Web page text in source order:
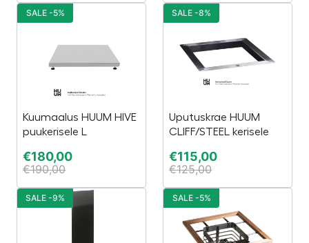
Kuumaalus HUUM HIVE
puukerisele L
€180,00
€190,00
SALE -5%
Uputuskrae HUUM
CLIFF/STEEL kerisele
€115,00
€125,00
SALE -8%
SALE -9% SALE -5%